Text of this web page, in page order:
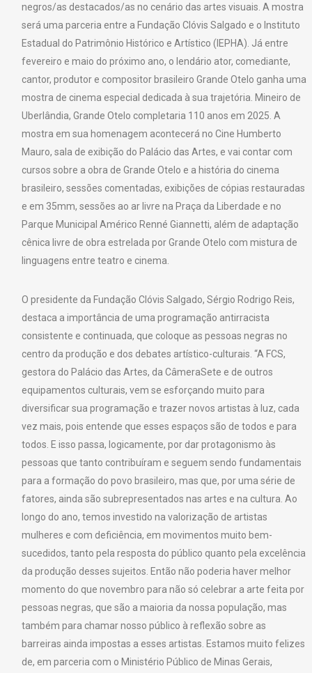
negros/as destacados/as no cenário das artes visuais. A mostra
será uma parceria entre a Fundação Clóvis Salgado e o Instituto
Estadual do Patrimônio Histórico e Artístico (IEPHA). Já entre
fevereiro e maio do próximo ano, o lendário ator, comediante,
cantor, produtor e compositor brasileiro Grande Otelo ganha uma
mostra de cinema especial dedicada à sua trajetória. Mineiro de
Uberlândia, Grande Otelo completaria 110 anos em 2025. A
mostra em sua homenagem acontecerá no Cine Humberto
Mauro, sala de exibição do Palácio das Artes, e vai contar com
cursos sobre a obra de Grande Otelo e a história do cinema
brasileiro, sessões comentadas, exibições de cópias restauradas
e em 35mm, sessões ao ar livre na Praça da Liberdade e no
Parque Municipal Américo Renné Giannetti, além de adaptação
cênica livre de obra estrelada por Grande Otelo com mistura de
linguagens entre teatro e cinema.
O presidente da Fundação Clóvis Salgado, Sérgio Rodrigo Reis,
destaca a importância de uma programação antirracista
consistente e continuada, que coloque as pessoas negras no
centro da produção e dos debates artístico-culturais. “A FCS,
gestora do Palácio das Artes, da CâmeraSete e de outros
equipamentos culturais, vem se esforçando muito para
diversificar sua programação e trazer novos artistas à luz, cada
vez mais, pois entende que esses espaços são de todos e para
todos. E isso passa, logicamente, por dar protagonismo às
pessoas que tanto contribuíram e seguem sendo fundamentais
para a formação do povo brasileiro, mas que, por uma série de
fatores, ainda são subrepresentados nas artes e na cultura. Ao
longo do ano, temos investido na valorização de artistas
mulheres e com deficiência, em movimentos muito bem-
sucedidos, tanto pela resposta do público quanto pela excelência
da produção desses sujeitos. Então não poderia haver melhor
momento do que novembro para não só celebrar a arte feita por
pessoas negras, que são a maioria da nossa população, mas
também para chamar nosso público à reflexão sobre as
barreiras ainda impostas a esses artistas. Estamos muito felizes
de, em parceria com o Ministério Público de Minas Gerais,